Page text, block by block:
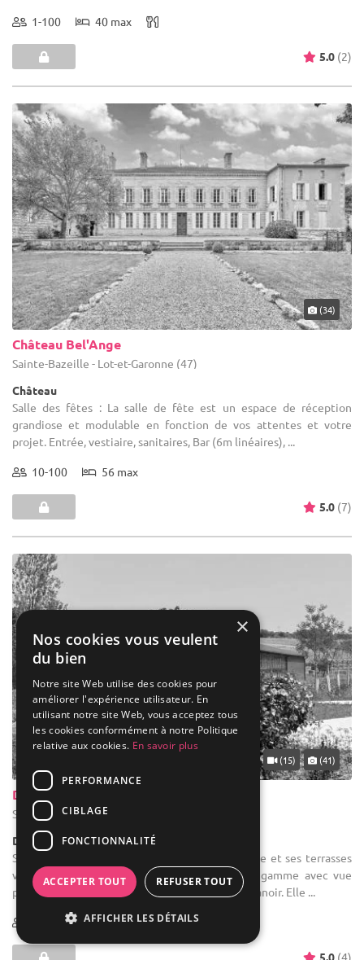
1-100 40 max
5.0 (2)
(34)
Château Bel'Ange
Sainte-Bazeille - Lot-et-Garonne (47)
Château
Salle des fêtes : La salle de fête est un espace de réception
grandiose et modulable en fonction de vos attentes et votre
projet. Entrée, vestiaire, sanitaires, Bar (6m linéaires), ...
10-100 56 max
5.0 (7)
(15) (41)
Domaine Lasalle Saint Créac
Saint-Créac - Gers (32)
Demeure de caractère / Domaine
Salle des fêtes : Pour vos réceptions, l'Orangerie et ses terrasses
vous offrent un cadre et un confort haut de gamme avec vue
panoramique sur la vallée de Saint-Créac et le Manoir. Elle ...
44 max
5.0 (4)
×
Nos cookies vous veulent
du bien
Notre site Web utilise des cookies pour
améliorer l'expérience utilisateur. En
utilisant notre site Web, vous acceptez tous
les cookies conformément à notre Politique
relative aux cookies. En savoir plus
PERFORMANCE
CIBLAGE
FONCTIONNALITÉ
ACCEPTER TOUT REFUSER TOUT
AFFICHER LES DÉTAILS